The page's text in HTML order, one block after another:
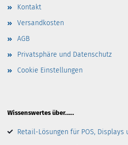
Kontakt
Versandkosten
AGB
Privatsphäre und Datenschutz
Cookie Einstellungen
Wissenswertes über……
Retail-Lösungen für POS, Displays